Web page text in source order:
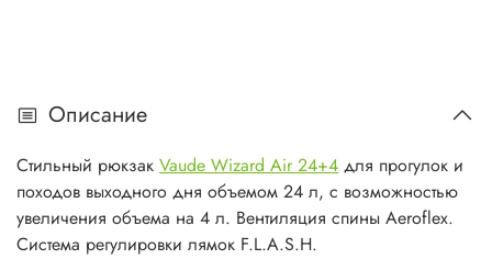
Наружные
Размеры
48 x 30 x 14
&nbsp;
Описание
Стильный рюкзак Vaude Wizard Air 24+4 для прогулок и
походов выходного дня объемом 24 л, с возможностью
увеличения объема на 4 л. Вентиляция спины Aeroflex.
Система регулировки лямок F.L.A.S.H.